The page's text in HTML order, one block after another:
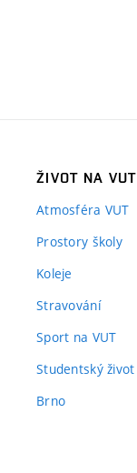
ŽIVOT NA VUT
Atmosféra VUT
Prostory školy
Koleje
Stravování
Sport na VUT
Studentský život
Brno